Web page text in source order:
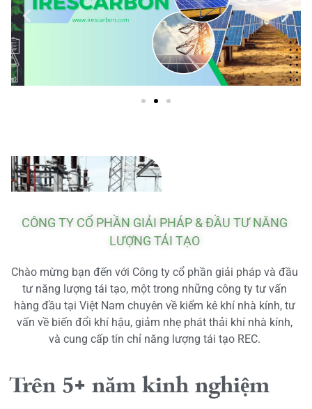
CÔNG TY CỔ PHẦN GIẢI PHÁP & ĐẦU TƯ NĂNG
LƯỢNG TÁI TẠO
Chào mừng bạn đến với Công ty cổ phần giải pháp và đầu
tư năng lượng tái tạo, một trong những công ty tư vấn
hàng đầu tại Việt Nam chuyên về kiểm kê khí nhà kính, tư
vấn về biến đổi khí hậu, giảm nhẹ phát thải khí nhà kính,
và cung cấp tín chỉ năng lượng tái tạo REC.
Trên 5+ năm kinh nghiệm